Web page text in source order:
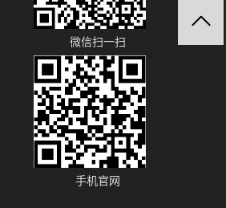
微信扫一扫
手机官网